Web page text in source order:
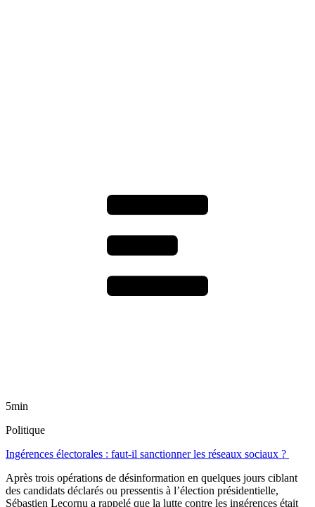
5min
Politique
Ingérences électorales : faut-il sanctionner les réseaux sociaux ?
Après trois opérations de désinformation en quelques jours ciblant
des candidats déclarés ou pressentis à l’élection présidentielle,
Sébastien Lecornu a rappelé que la lutte contre les ingérences était